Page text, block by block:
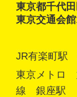
東京都千代
東京交通会
JR有楽町駅
東京メトロ
線 銀座駅